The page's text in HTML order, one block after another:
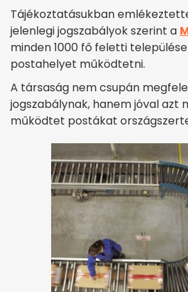
Tájékoztatásukban
jelenlegi jogszabályok szerint a
minden 1000 fő feletti
postahelyet működtetni.
A társaság nem csupán
jogszabálynak, hanem jóval azt
működtet postákat